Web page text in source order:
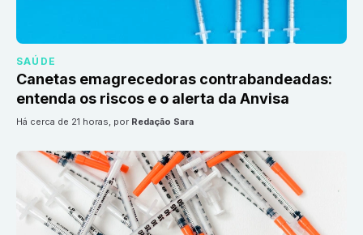
SAÚDE
Canetas emagrecedoras contrabandeadas:
entenda os riscos e o alerta da Anvisa
há cerca de 21 horas, por Redação Sara